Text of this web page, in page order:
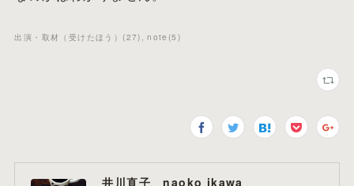
出演・取材（受けたほう） (27) note (5 )
井川直子 naoko ikawa